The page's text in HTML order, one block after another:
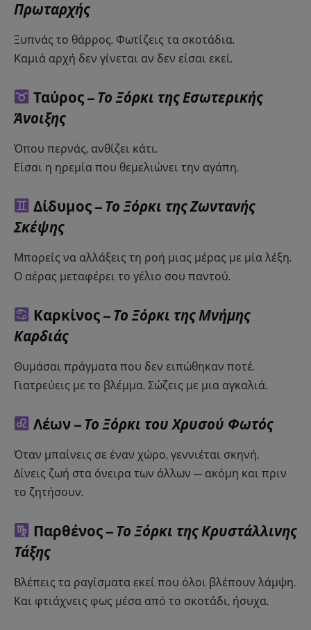
Πρωταρχής
Ξυπνάς το θάρρος. Φωτίζεις τα σκοτάδια.
Καμιά αρχή δεν γίνεται αν δεν είσαι εκεί.
Ταύρος – Το Ξόρκι της Εσωτερικής
Άνοιξης
Όπου περνάς, ανθίζει κάτι.
Είσαι η ηρεμία που θεμελιώνει την αγάπη.
Δίδυμος – Το Ξόρκι της Ζωντανής
Σκέψης
Μπορείς να αλλάξεις τη ροή μιας μέρας με μία λέξη.
Ο αέρας μεταφέρει το γέλιο σου παντού.
Καρκίνος – Το Ξόρκι της Μνήμης
Καρδιάς
Θυμάσαι πράγματα που δεν ειπώθηκαν ποτέ.
Γιατρεύεις με το βλέμμα. Σώζεις με μια αγκαλιά.
Λέων – Το Ξόρκι του Χρυσού Φωτός
Όταν μπαίνεις σε έναν χώρο, γεννιέται σκηνή.
Δίνεις ζωή στα όνειρα των άλλων — ακόμη και πριν
το ζητήσουν.
Παρθένος – Το Ξόρκι της Κρυστάλλινης
Τάξης
Βλέπεις τα ραγίσματα εκεί που όλοι βλέπουν λάμψη.
Και φτιάχνεις φως μέσα από το σκοτάδι, ήσυχα.